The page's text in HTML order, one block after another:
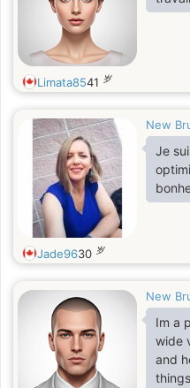
Limata8541 岁
New
Je
Jade9630 岁
New
Im a
wide
and